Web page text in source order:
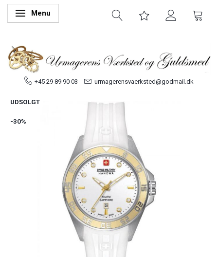
Skifte navigation
Menu
+45 29 89 90 03 urmagerensvaerksted@godmail.dk
UDSOLGT
-30%